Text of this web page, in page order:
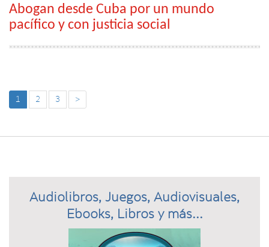
Abogan desde Cuba por un mundo
pacífico y con justicia social
1 2 3 >
Audiolibros, Juegos, Audiovisuales,
Ebooks, Libros y más...